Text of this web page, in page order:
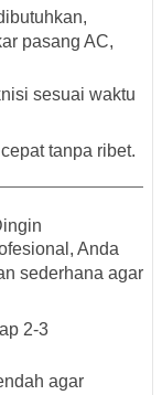
pasang AC,
sesuai waktu
tanpa ribet.
, Anda
sederhana agar
2-3
agar